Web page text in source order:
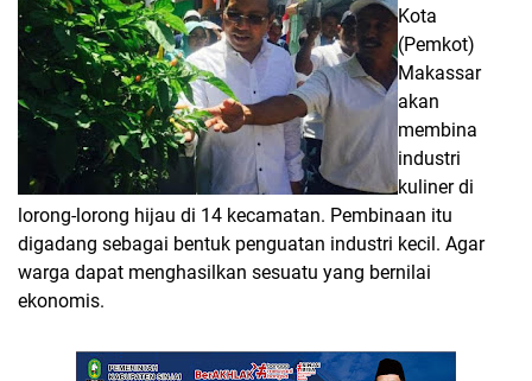
Kota
(Pemkot)
Makassar
akan
membina
industri
kuliner di
lorong-lorong hijau di 14 kecamatan. Pembinaan itu
digadang sebagai bentuk penguatan industri kecil. Agar
warga dapat menghasilkan sesuatu yang bernilai
ekonomis.